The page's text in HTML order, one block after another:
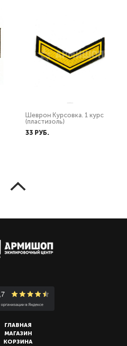
Шеврон Курсовка. 1 курс
(пластизоль)
33 PУБ.
ГЛАВНАЯ
МАГАЗИН
КОРЗИНА